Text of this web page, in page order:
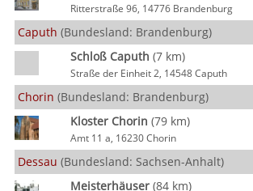
Ritterstraße 96, 14776 Brandenburg
Caputh (Bundesland: Brandenburg)
Schloß Caputh (7 km)
Straße der Einheit 2, 14548 Caputh
Chorin (Bundesland: Brandenburg)
Kloster Chorin (79 km)
Amt 11 a, 16230 Chorin
Dessau (Bundesland: Sachsen-Anhalt)
Meisterhäuser(84 km)